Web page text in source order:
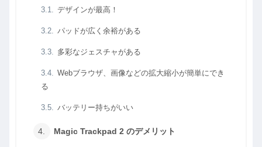
デザインが最高！
パッドが広く余裕がある
多彩なジェスチャがある
Webブラウザ、画像などの拡大縮小が簡単にでき
る
バッテリー持ちがいい
Magic Trackpad 2 のデメリット